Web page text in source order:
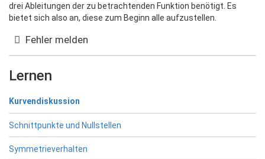
drei Ableitungen der zu betrachtenden Funktion benötigt. Es
bietet sich also an, diese zum Beginn alle aufzustellen.
Fehler melden
Lernen
Kurvendiskussion
Schnittpunkte und Nullstellen
Symmetrieverhalten